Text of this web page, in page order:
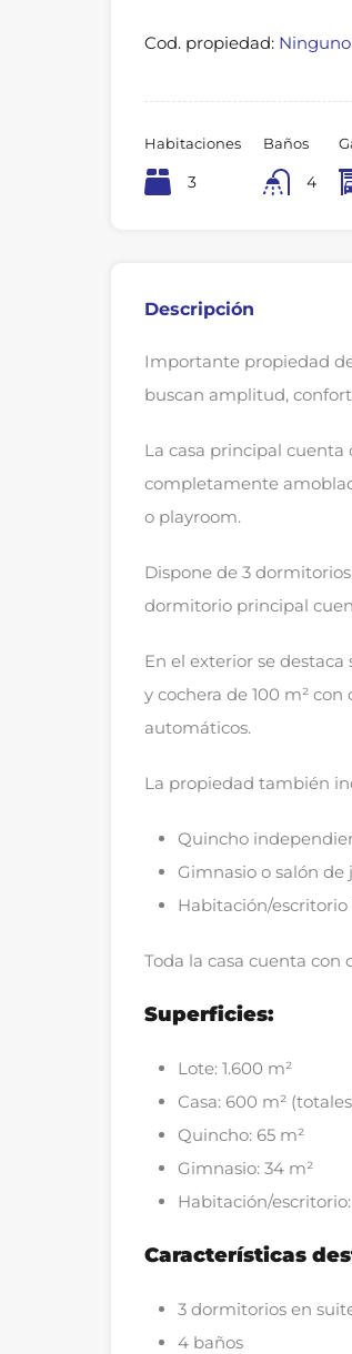
Cod. propiedad: Ninguno
Habitaciones
3
Baños
4
Descripción
Importante propiedad
buscan amplitud, confort
La casa principal cuenta
completamente
o playroom.
Dispone de 3
dormitorio principal
En el exterior se
y cochera de 100 m²
automáticos.
La propiedad también
Quincho
Gimnasio o salón de
Habitación/
Toda la casa cuenta con
Superficies:
Lote: 1.600 m²
Casa: 600 m²
Quincho: 65 m²
Gimnasio: 34 m²
Habitación/
Características
3 dormitorios en
4 baños